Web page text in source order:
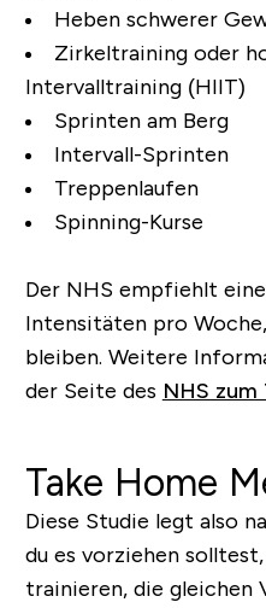
Heben schwerer
Zirkeltraining oder
Intervalltraining (HIIT)
Sprinten am Berg
Intervall-Sprinten
Treppenlaufen
Spinning-Kurse
Der NHS empfiehlt
Intensitäten pro
bleiben. Weitere
der Seite des NHS zum
Take Home
Diese Studie legt also
du es vorziehen
trainieren, die gleichen